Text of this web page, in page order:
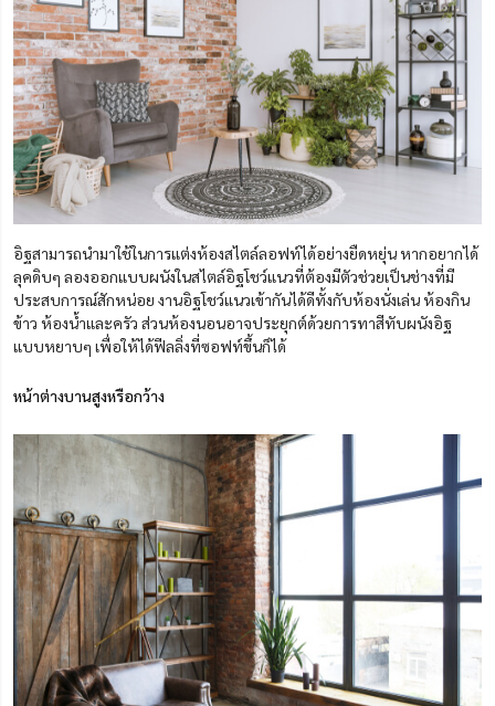
อิฐสามารถนำมาใช้ในการแต่งห้องสไตล์ลอฟท์ได้อย่างยืดหยุ่น หากอยากได้
ลุคดิบๆ ลองออกแบบผนังในสไตล์อิฐโชว์แนวที่ต้องมีตัวช่วยเป็นช่างที่มี
ประสบการณ์สักหน่อย งานอิฐโชว์แนวเข้ากันได้ดีทั้งกับห้องนั่งเล่น ห้องกิน
ข้าว ห้องน้ำและครัว ส่วนห้องนอนอาจประยุกต์ด้วยการทาสีทับผนังอิฐ
แบบหยาบๆ เพื่อให้ได้ฟีลลิ่งที่ซอฟท์ขึ้นก็ได้
หน้าต่างบานสูงหรือกว้าง